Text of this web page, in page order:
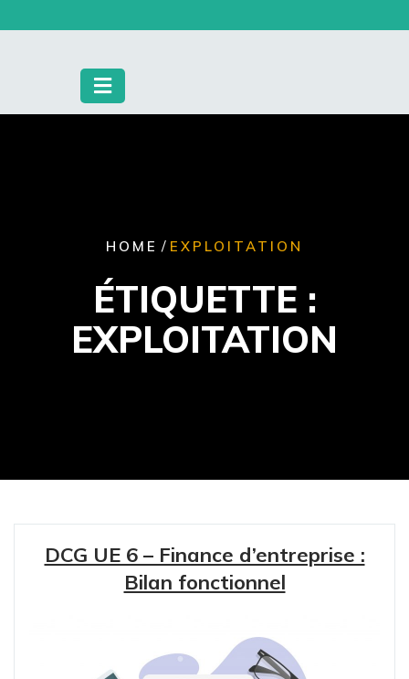
to
HOME / EXPLOITATION
ÉTIQUETTE :
EXPLOITATION
DCG UE 6 – Finance d’entreprise :
Bilan fonctionnel